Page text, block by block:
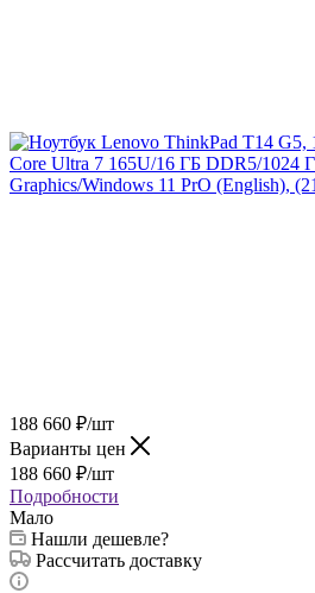
188 660 ₽/шт
Варианты цен
188 660 ₽/шт
Подробности
Мало
Нашли дешевле?
Рассчитать доставку